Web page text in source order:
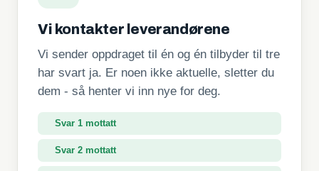
Vi kontakter leverandørene
Vi sender oppdraget til én og én tilbyder til tre
har svart ja. Er noen ikke aktuelle, sletter du
dem - så henter vi inn nye for deg.
Svar 1 mottatt
Svar 2 mottatt